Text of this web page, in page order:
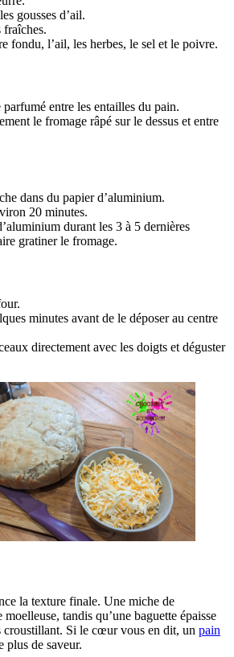
gousses d’ail.
fraîches.
fondu, l’ail, les herbes, le sel et le poivre.
entre les entailles du pain.
le fromage râpé sur le dessus et entre
dans du papier d’aluminium.
20 minutes.
durant les 3 à 5 dernières
gratiner le fromage.
minutes avant de le déposer au centre
directement avec les doigts et déguster
la texture finale. Une miche de
tandis qu’une baguette épaisse
croustillant. Si le cœur vous en dit, un pain
plus de saveur.